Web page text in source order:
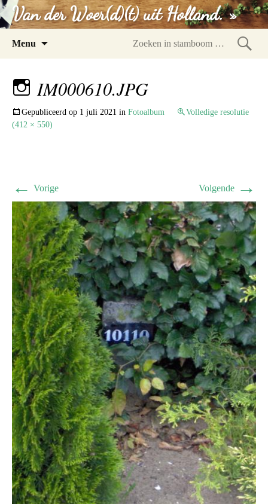
Van der Woer(d)(t) uit Holland. »
Menu
IM000610.JPG
Gepubliceerd op 1 juli 2021 in Fotoalbum
Volledige resolutie
(412 × 550)
← Vorige Volgende →